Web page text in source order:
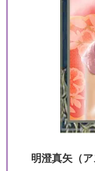
明澄真矢（